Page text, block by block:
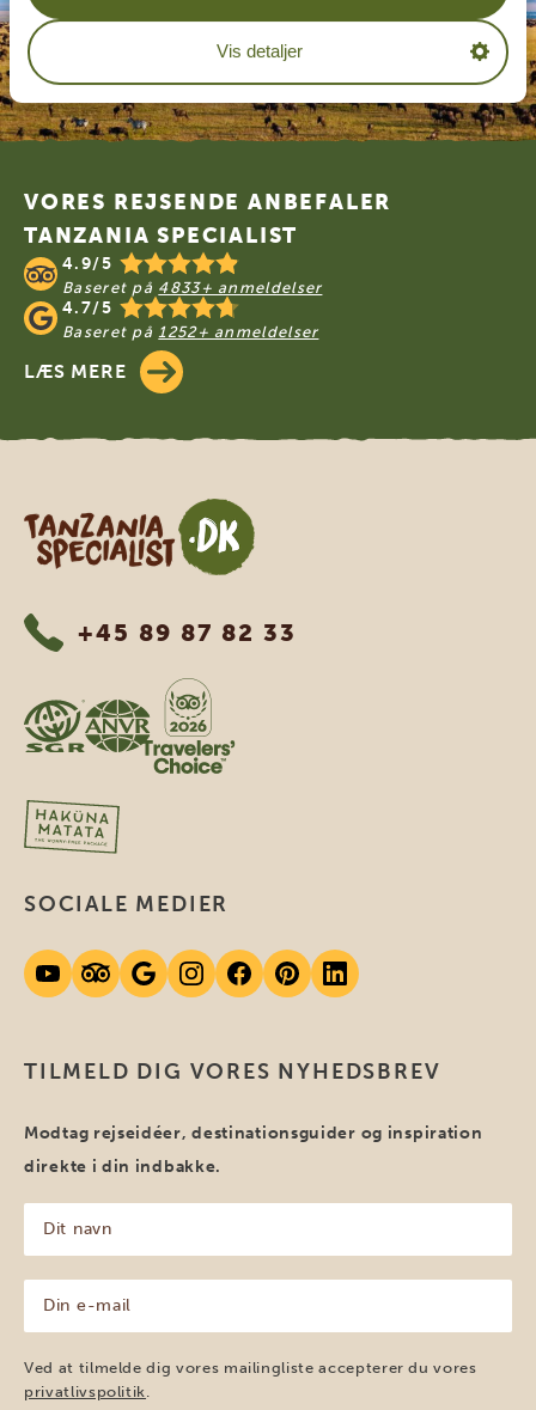
Vis detaljer
Footer
VORES REJSENDE ANBEFALER
TANZANIA SPECIALIST
4.9/5
Baseret på 4833+ anmeldelser
4.7/5
Baseret på 1252+ anmeldelser
LÆS MERE
Tanzania Specialist
+45 89 87 82 33
TILMELD DIG VORES NYHEDSBREV
Modtag rejseidéer, destinationsguider og inspiration
direkte i din indbakke.
navn
(Påkrævet)
mail
(Påkrævet)
Ved at tilmelde dig vores mailingliste accepterer du vores
privatlivspolitik
SOCIALE MEDIER